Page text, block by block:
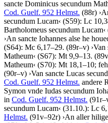
sancte Dominicus secundum
Cod. Guelf. 952 Helmst. (88r) ›
secundum Lucam‹ (S59): Lc
Bartholomeus secundum Lucam‹
›An sancte Iohannes alse he
(S64): Mc 6,17–29. (89r–v) ›Van
Matheum‹ (S67): Mt 9,9–13.
Matheum‹ (S70): Mt 18,1–10;
(90r–v) ›Van sancte Lucas
Cod. Guelf. 952 Helmst. andere
Symon vnde Iudas secundum
in Cod. Guelf. 952 Helmst.
secundum Lucam‹ (31.10.): Lc
Helmst. (91v–92r) ›An aller